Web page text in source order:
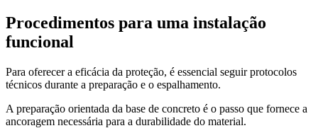
Procedimentos para uma instalação
funcional
Para oferecer a eficácia da proteção, é essencial seguir protocolos
técnicos durante a preparação e o espalhamento.
A preparação orientada da base de concreto é o passo que fornece a
ancoragem necessária para a durabilidade do material.